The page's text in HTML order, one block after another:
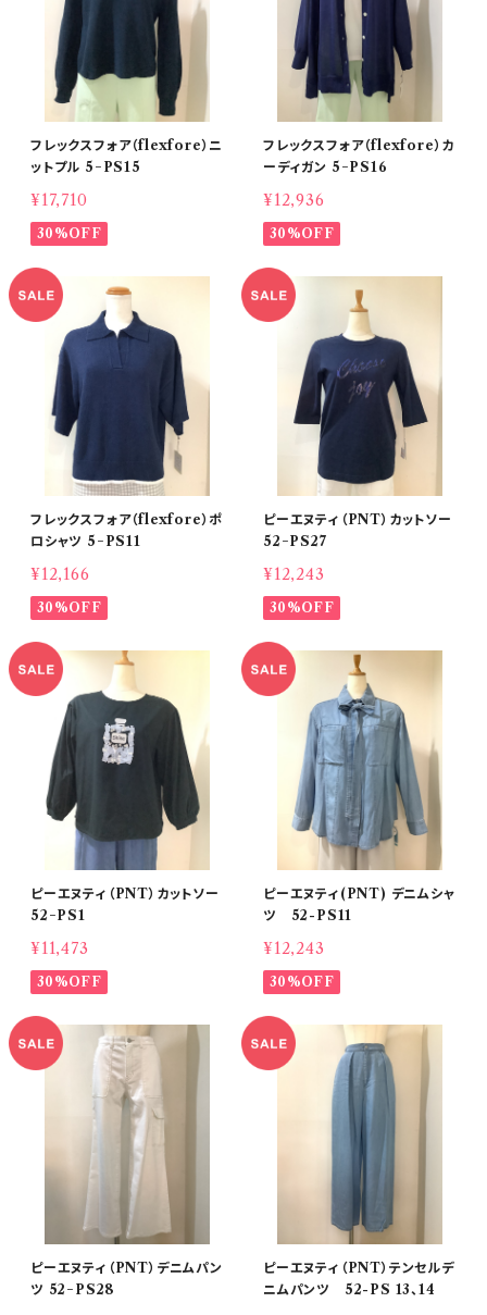
フレックスフォア（flexfore）ニ
ットプル 5−PS15
¥17,710
30%OFF
フレックスフォア（flexfore）カ
ーディガン 5−PS16
¥12,936
30%OFF
フレックスフォア（flexfore）ポ
ロシャツ 5−PS11
¥12,166
30%OFF
ピーエヌティ（PNT）カットソー
52−PS27
¥12,243
30%OFF
ピーエヌティ（PNT）カットソー
52−PS1
¥11,473
30%OFF
ピーエヌティ(PNT) デニムシャ
ツ 52-PS11
¥12,243
30%OFF
ピーエヌティ（PNT）デニムパン
ツ 52−PS28
ピーエヌティ（PNT）テンセルデ
ニムパンツ 52-PS 13、14